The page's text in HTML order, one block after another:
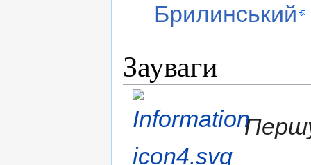
Брилинський
Зауваги
Першу